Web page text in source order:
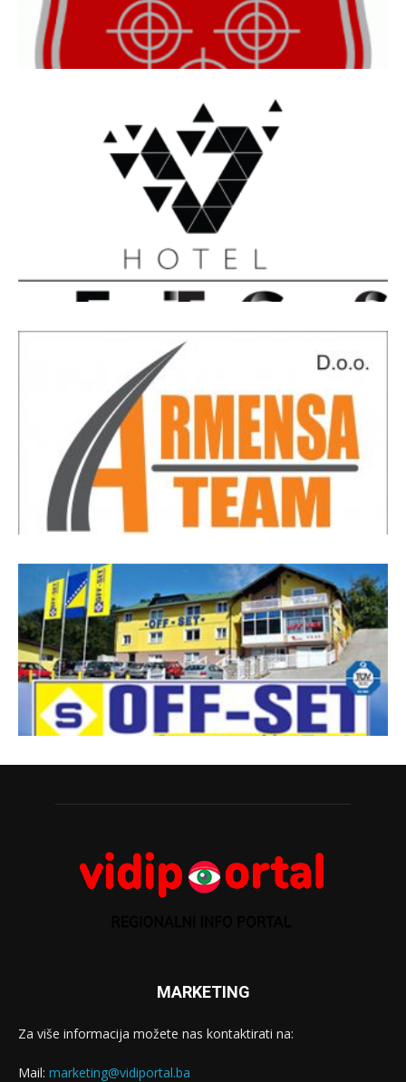
MARKETING
Za više informacija možete nas kontaktirati na:
Mail: marketing@vidiportal.ba